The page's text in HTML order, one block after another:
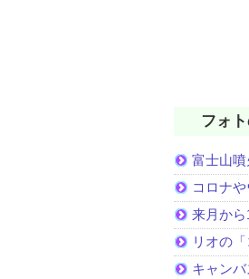
フォ
富士山
コロナ
来月か
リオの
キャンバ